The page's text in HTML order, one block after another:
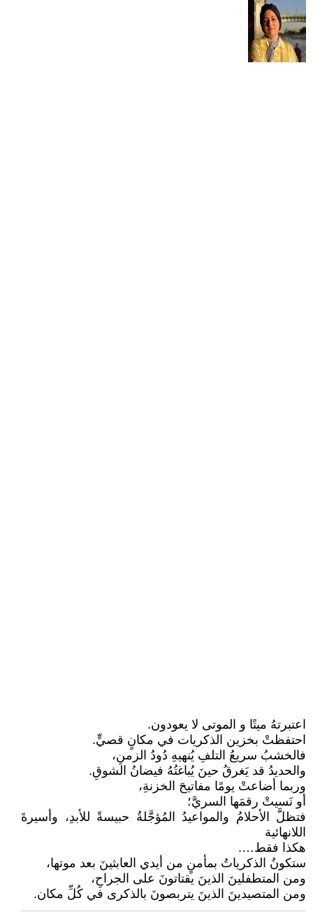
اعتبرتهُ ميتًا و الموتى لا يعودون.
احتفظتْ بخزين الذكريات في مكانٍ قصيٍّ.
فالخشبُ سريعُ التلفِ يُنهيهِ دُودُ الزمنِ،
والحديدُ قد يَغرقُ حينَ يُباغتُهُ فيضانُ الشوقِ.
وربما أضاعتْ يومًا مفاتيحَ الخزنةِ،
أو نَسيتْ رقمَها السريَّ؛
فتظلَّ الأحلامُ والمواعيدُ المُؤجَّلةُ حبيسةً للأبدِ، وأسيرةَ
اللانهائية
هكذا فقط….
ستكونُ الذكرياتُ بمأمنٍ من أيدي العابثينَ بعد موتها،
ومن المتطفلينَ الذينَ يقتاتونَ على الجراحِ،
ومن المتصيدينَ الذينَ يتربصونَ بالذكرى في كُلِّ مكان.